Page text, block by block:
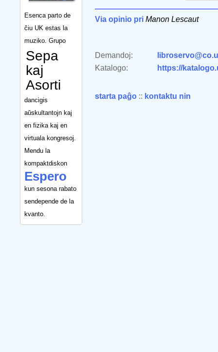
Esenca parto de
ĉiu UK estas la
muziko. Grupo
Sepa
kaj
Asorti
dancigis
aŭskultantojn kaj
en fizika kaj en
virtuala kongresoj.
Mendu la
kompaktdiskon
Espero
kun sesona rabato
sendepende de la
kvanto.
Via opinio pri Manon Lescaut
Demandoj:
Katalogo:
https://
starta paĝo :: kontaktu nin